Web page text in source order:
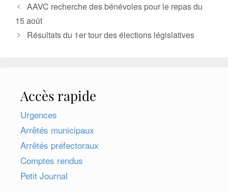
AAVC recherche des bénévoles pour le repas du
15 août
Résultats du 1er tour des élections législatives
Accès rapide
Urgences
Arrêtés municipaux
Arrêtés préfectoraux
Comptes rendus
Petit Journal